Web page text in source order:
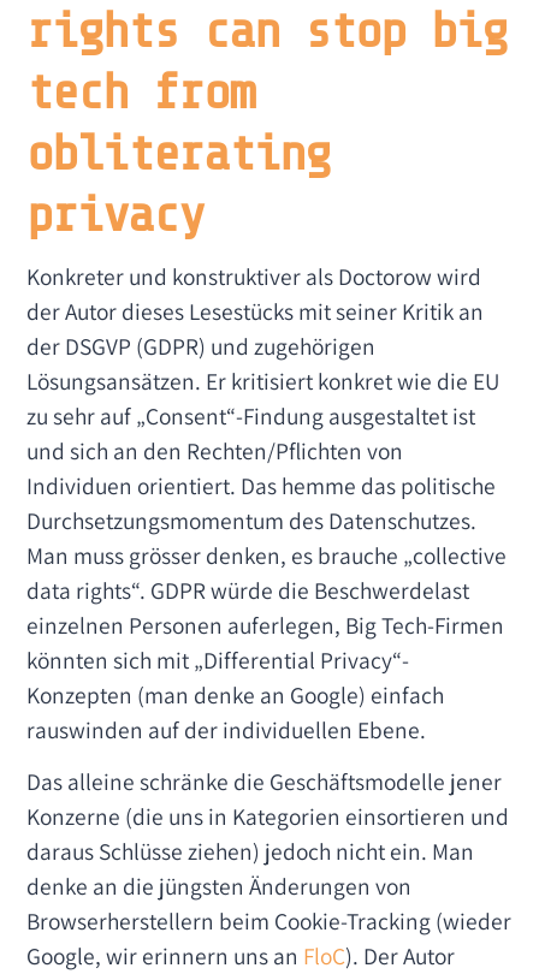
rights can stop big
tech from
obliterating
privacy
Konkreter und konstruktiver als Doctorow wird
der Autor dieses Lesestücks mit seiner Kritik an
der DSGVP (GDPR) und zugehörigen
Lösungsansätzen. Er kritisiert konkret wie die EU
zu sehr auf „Consent“-Findung ausgestaltet ist
und sich an den Rechten/Pflichten von
Individuen orientiert. Das hemme das politische
Durchsetzungsmomentum des Datenschutzes.
Man muss grösser denken, es brauche „collective
data rights“. GDPR würde die Beschwerdelast
einzelnen Personen auferlegen, Big Tech-Firmen
könnten sich mit „Differential Privacy“-
Konzepten (man denke an Google) einfach
rauswinden auf der individuellen Ebene.
Das alleine schränke die Geschäftsmodelle jener
Konzerne (die uns in Kategorien einsortieren und
daraus Schlüsse ziehen) jedoch nicht ein. Man
denke an die jüngsten Änderungen von
Browserherstellern beim Cookie-Tracking (wieder
Google, wir erinnern uns an FloC). Der Autor